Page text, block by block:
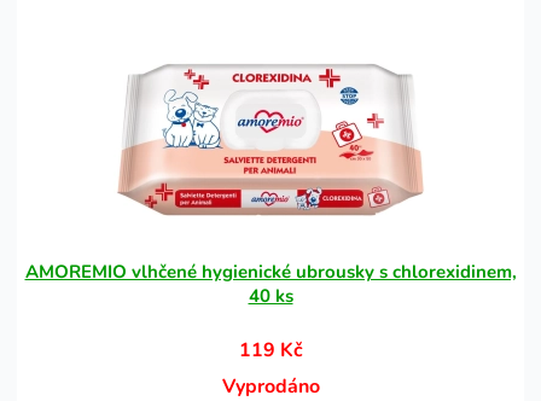
AMOREMIO vlhčené hygienické ubrousky s chlorexidinem,
40 ks
119 Kč
Vyprodáno